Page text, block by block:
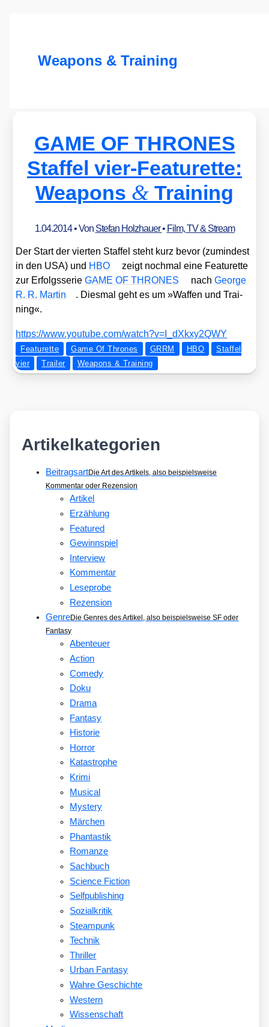
Weapons & Training
GAME OF THRONES
Staffel vier-Featurette:
Weapons & Training
1.04.2014• Von Stefan Holzhauer• Film, TV & Stream
Der Start der vier­ten Staf­fel steht kurz bevor (zumin­dest
in den USA) und HBO
zeigt noch­mal eine Fea­tur­et­te
zur Erfolgs­se­rieGAME OF THRONES nachGeor­ge
R. R. Mar­tin
. Dies­mal geht es um »Waf­fen und Trai­
ning«.
https://​www​.you​tube​.com/​w​a​t​c​h​?​v​=​I​_​d​X​k​x​y​2​QWY
Featurette Game Of Thrones GRRM HBO
Staffel
vier
Trailer Weapons & Training
Artikelkategorien
BeitragsartDie Art des Artikels, also beispielsweise
Kommentar oder Rezension
Artikel
Erzählung
Featured
Gewinnspiel
Interview
Kommentar
Leseprobe
Rezension
GenreDie Genres des Artikel, also beispielsweise SF oder
Fantasy
Abenteuer
Action
Comedy
Doku
Drama
Fantasy
Historie
Horror
Katastrophe
Krimi
Musical
Mystery
Märchen
Phantastik
Romanze
Sachbuch
Science Fiction
Selfpublishing
Sozialkritik
Steampunk
Technik
Thriller
Urban Fantasy
Wahre Geschichte
Western
Wissenschaft